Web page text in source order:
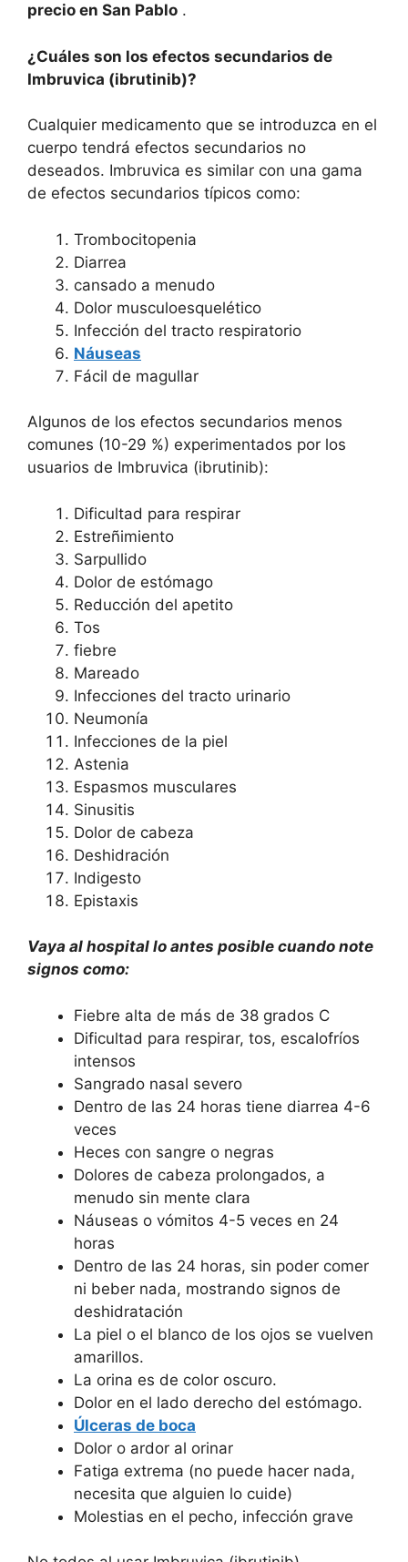
precio en San Pablo .
¿Cuáles son los efectos secundarios de
Imbruvica (ibrutinib)?
Cualquier medicamento que se introduzca en el
cuerpo tendrá efectos secundarios no
deseados. Imbruvica es similar con una gama
de efectos secundarios típicos como:
Trombocitopenia
Diarrea
cansado a menudo
Dolor musculoesquelético
Infección del tracto respiratorio
Náuseas
Fácil de magullar
Algunos de los efectos secundarios menos
comunes (10-29 %) experimentados por los
usuarios de Imbruvica (ibrutinib):
Dificultad para respirar
Estreñimiento
Sarpullido
Dolor de estómago
Reducción del apetito
Tos
fiebre
Mareado
Infecciones del tracto urinario
Neumonía
Infecciones de la piel
Astenia
Espasmos musculares
Sinusitis
Dolor de cabeza
Deshidración
Indigesto
Epistaxis
Vaya al hospital lo antes posible cuando note
signos como:
Fiebre alta de más de 38 grados C
Dificultad para respirar, tos, escalofríos
intensos
Sangrado nasal severo
Dentro de las 24 horas tiene diarrea 4-6
veces
Heces con sangre o negras
Dolores de cabeza prolongados, a
menudo sin mente clara
Náuseas o vómitos 4-5 veces en 24
horas
Dentro de las 24 horas, sin poder comer
ni beber nada, mostrando signos de
deshidratación
La piel o el blanco de los ojos se vuelven
amarillos.
La orina es de color oscuro.
Dolor en el lado derecho del estómago.
Úlceras de boca
Dolor o ardor al orinar
Fatiga extrema (no puede hacer nada,
necesita que alguien lo cuide)
Molestias en el pecho, infección grave